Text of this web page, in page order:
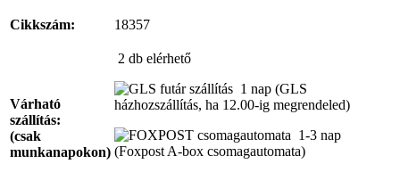
Cikkszám: 18357
Várható
szállítás:
(csak
munkanapokon)
2 db elérhető
1 nap (GLS
házhozszállítás, ha 12.00-ig megrendeled)
1-3 nap
(Foxpost A-box csomagautomata)